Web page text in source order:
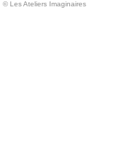
© Les Ateliers Imaginaires